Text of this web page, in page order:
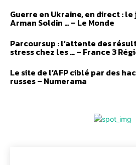
Guerre en Ukraine, en direct : le
Arman Soldin … – Le Monde
Parcoursup : l’attente des
stress chez les … – France 3
Le site de l’AFP ciblé par des
russes – Numerama